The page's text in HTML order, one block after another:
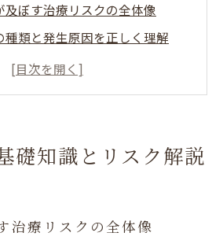
及ぼす治療リスクの全体像
種類と発生原因を正しく理解
誤差が生じる主な場面とは
許容範囲が重要になる理由
き起こす歯科トラブルの実態
歯科誤差のサインと対処法
礎知識とリスク解説
治療リスクの全体像